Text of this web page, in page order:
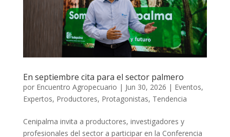
En septiembre cita para el sector palmero
por Encuentro Agropecuario | Jun 30, 2026 | Eventos,
Expertos, Productores, Protagonistas, Tendencia
Cenipalma invita a productores, investigadores y
profesionales del sector a participar en la Conferencia